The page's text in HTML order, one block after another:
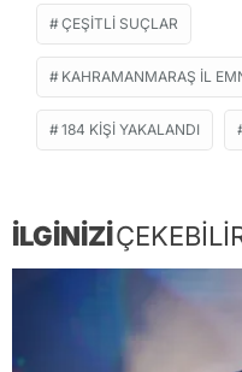
ÇEŞITLI SUÇLAR
KAHRAMANMARAŞ İL
184 KIŞI YAKALANDI
İLGİNİZİ